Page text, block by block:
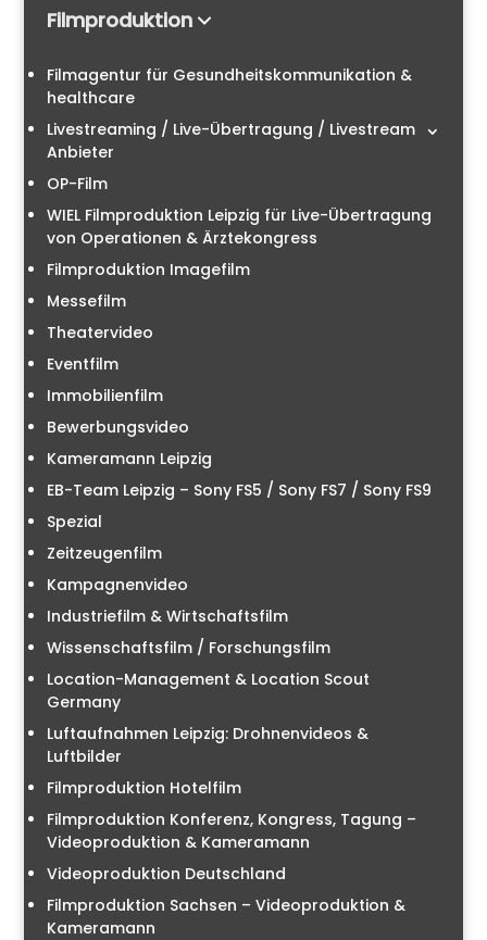
Filmproduktion
Filmagentur für Gesundheitskommunikation &
healthcare
Livestreaming / Live-Übertragung / Livestream
Anbieter
OP-Film
WIEL Filmproduktion Leipzig für Live-Übertragung
von Operationen & Ärztekongress
Filmproduktion Imagefilm
Messefilm
Theatervideo
Eventfilm
Immobilienfilm
Bewerbungsvideo
Kameramann Leipzig
EB-Team Leipzig – Sony FS5 / Sony FS7 / Sony FS9
Spezial
Zeitzeugenfilm
Kampagnenvideo
Industriefilm & Wirtschaftsfilm
Wissenschaftsfilm / Forschungsfilm
Location-Management & Location Scout
Germany
Luftaufnahmen Leipzig: Drohnenvideos &
Luftbilder
Filmproduktion Hotelfilm
Filmproduktion Konferenz, Kongress, Tagung –
Videoproduktion & Kameramann
Videoproduktion Deutschland
Filmproduktion Sachsen – Videoproduktion &
Kameramann